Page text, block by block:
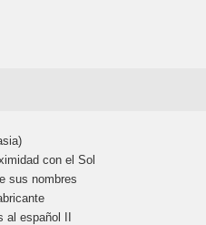
con el Sol
sus nombres
español II